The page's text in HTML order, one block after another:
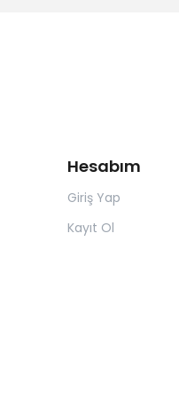
Hesabım
Giriş Yap
Kayıt Ol